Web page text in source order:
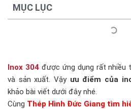
MỤC LỤC
Inox 304được ứng dụng rất nhiều
và sản xuất. Vậy ưu điểm của
khảo bài viết dưới đây nhé.
Cùng Thép Hình Đức Giang tìm